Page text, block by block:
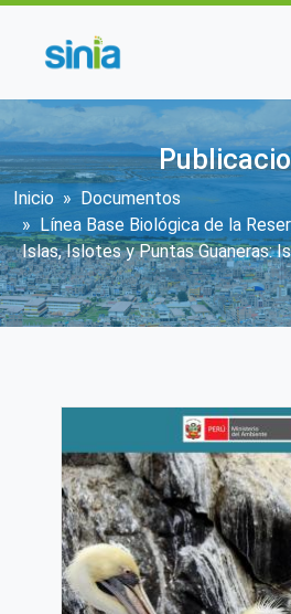
Sobrescribir enlaces
Inicio
Documentos
Línea Base Biológica de la
Islas, Islotes y Puntas Guaneras: